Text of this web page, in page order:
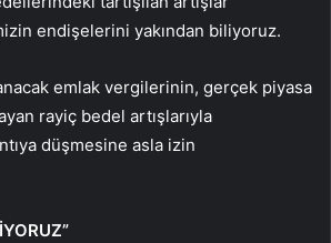
endişelerini yakından biliyoruz.
emlak vergilerinin, gerçek piyasa
rayiç bedel artışlarıyla
düşmesine asla izin